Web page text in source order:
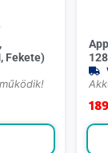
Fekete)